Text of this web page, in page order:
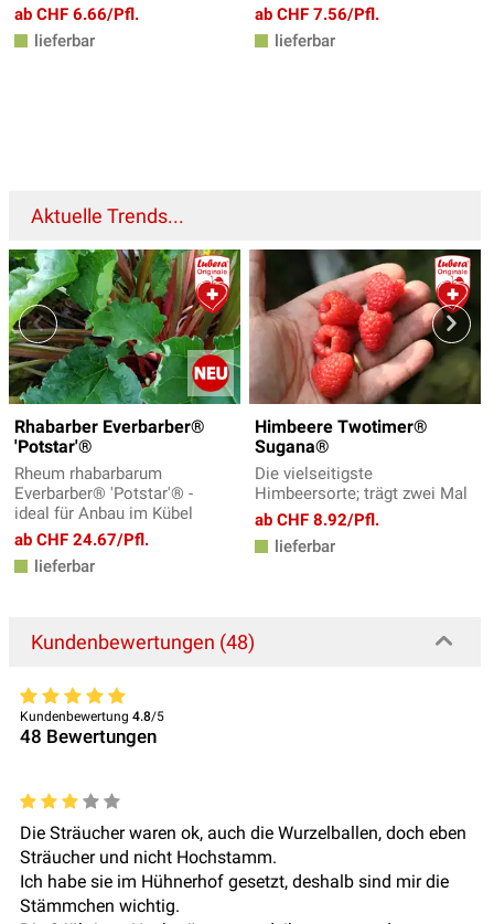
ab CHF 6.66/Pfl.
lieferbar
ab CHF 7.56/Pfl.
lieferbar
Aktuelle Trends...
Rhabarber Everbarber®
'Potstar'®
Rheum rhabarbarum
Everbarber® 'Potstar'® -
ideal für Anbau im Kübel
ab CHF 24.67/Pfl.
lieferbar
Himbeere Twotimer®
Sugana®
Die vielseitigste
Himbeersorte; trägt zwei Mal
ab CHF 8.92/Pfl.
lieferbar
Kundenbewertungen (48)
Kundenbewertung 4.8/5
48 Bewertungen
Die Sträucher waren ok, auch die Wurzelballen, doch eben
Sträucher und nicht Hochstamm.
Ich habe sie im Hühnerhof gesetzt, deshalb sind mir die
Stämmchen wichtig.